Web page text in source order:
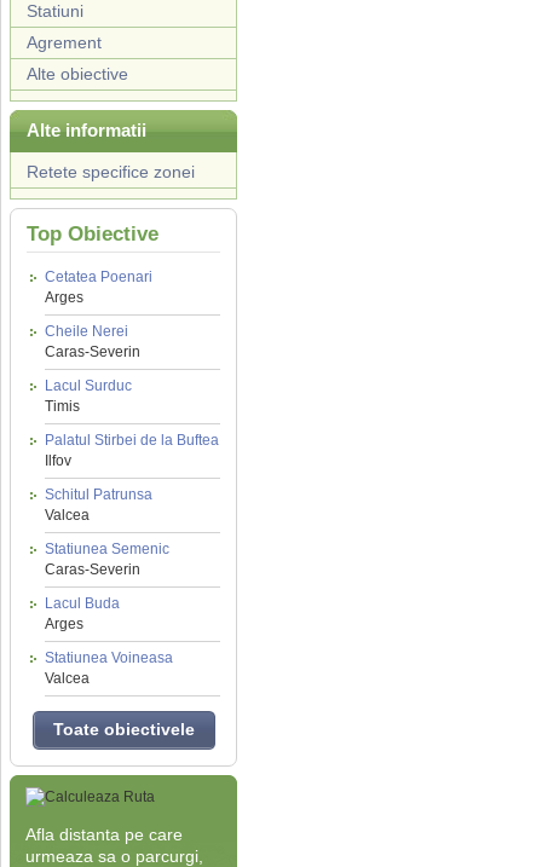
Statiuni
Agrement
Alte obiective
Alte informatii
Retete specifice zonei
Top Obiective
Cetatea Poenari
Arges
Cheile Nerei
Caras-Severin
Lacul Surduc
Timis
Palatul Stirbei de la Buftea
Ilfov
Schitul Patrunsa
Valcea
Statiunea Semenic
Caras-Severin
Lacul Buda
Arges
Statiunea Voineasa
Valcea
Toate obiectivele
Afla distanta pe care
urmeaza sa o parcurgi,